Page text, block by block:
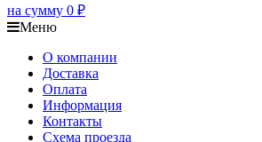
на сумму 0 ₽
Меню
О компании
Доставка
Оплата
Информация
Контакты
Схема проезда